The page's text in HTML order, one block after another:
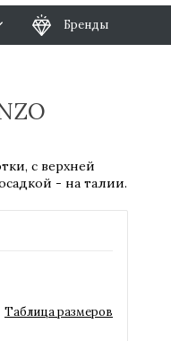
Бренды
с верхней
- на талии.
Таблица размеров